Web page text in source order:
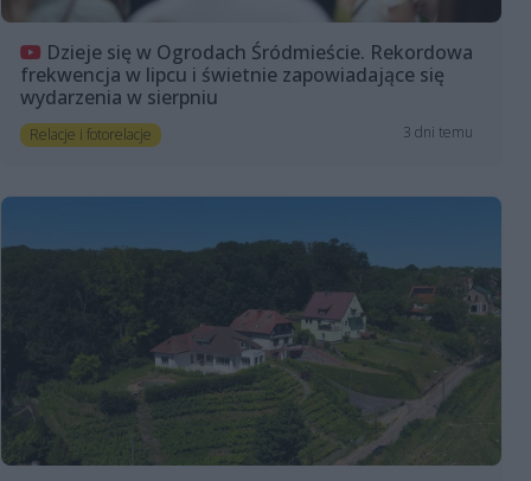
Dzieje się w Ogrodach Śródmieście. Rekordowa
frekwencja w lipcu i świetnie zapowiadające się
wydarzenia w sierpniu
Relacje i fotorelacje 3 dni temu